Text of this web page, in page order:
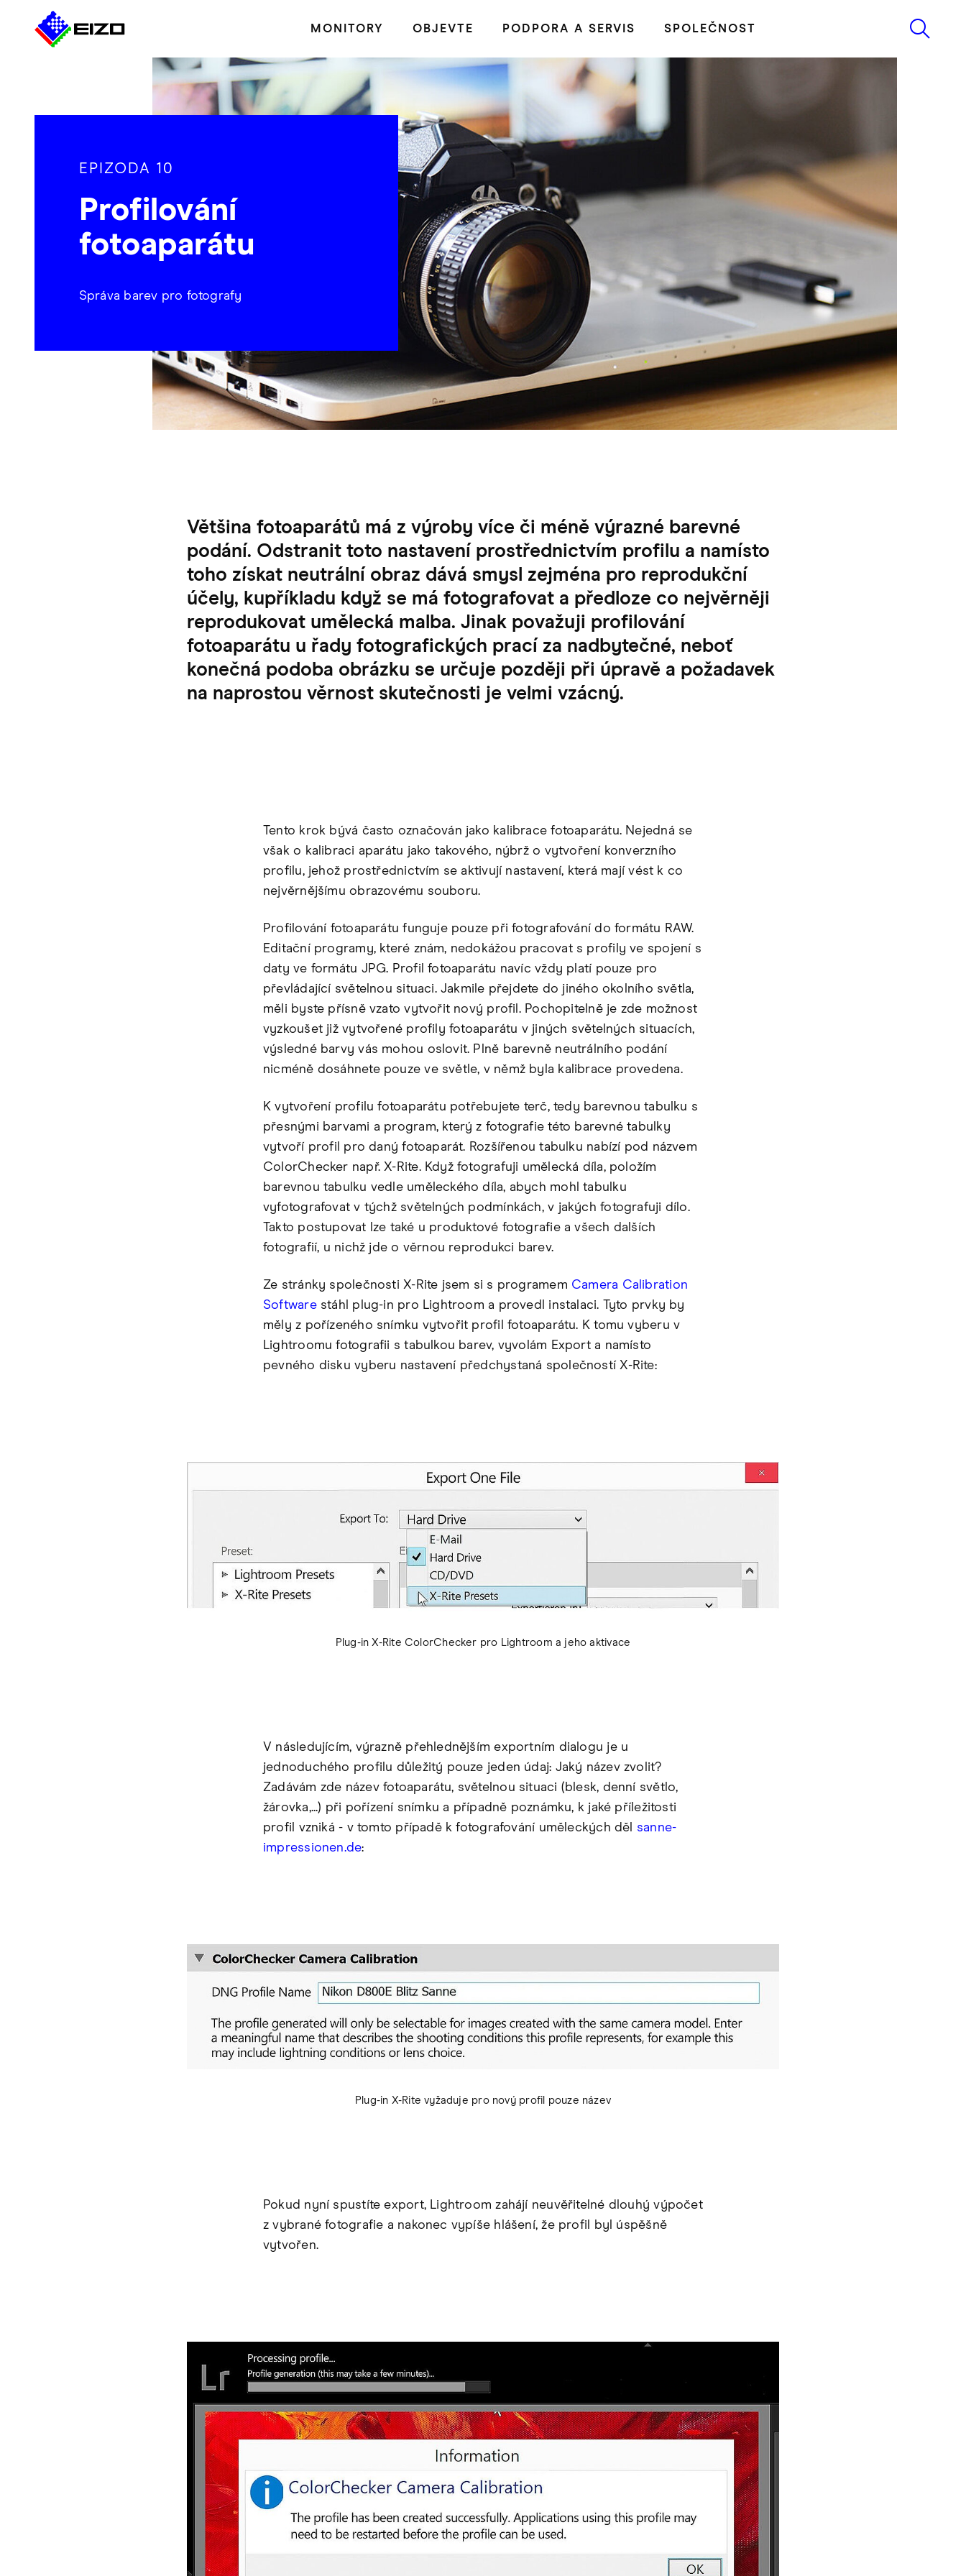
MONITORY OBJEVTE PODPORA A SERVIS SPOLEČNOST
EPIZODA 10
Profilování
fotoaparátu
Správa barev pro fotografy
Většina fotoaparátů má z výroby více či méně výrazné barevné
podání. Odstranit toto nastavení prostřednictvím profilu a namísto
toho získat neutrální obraz dává smysl zejména pro reprodukční
účely, kupříkladu když se má fotografovat a předloze co nejvěrněji
reprodukovat umělecká malba. Jinak považuji profilování
fotoaparátu u řady fotografických prací za nadbytečné, neboť
konečná podoba obrázku se určuje později při úpravě a požadavek
na naprostou věrnost skutečnosti je velmi vzácný.
Tento krok bývá často označován jako kalibrace fotoaparátu. Nejedná se
však o kalibraci aparátu jako takového, nýbrž o vytvoření konverzního
profilu, jehož prostřednictvím se aktivují nastavení, která mají vést k co
nejvěrnějšímu obrazovému souboru.
Profilování fotoaparátu funguje pouze při fotografování do formátu RAW.
Editační programy, které znám, nedokážou pracovat s profily ve spojení s
daty ve formátu JPG. Profil fotoaparátu navíc vždy platí pouze pro
převládající světelnou situaci. Jakmile přejdete do jiného okolního světla,
měli byste přísně vzato vytvořit nový profil. Pochopitelně je zde možnost
vyzkoušet již vytvořené profily fotoaparátu v jiných světelných situacích,
výsledné barvy vás mohou oslovit. Plně barevně neutrálního podání
nicméně dosáhnete pouze ve světle, v němž byla kalibrace provedena.
K vytvoření profilu fotoaparátu potřebujete terč, tedy barevnou tabulku s
přesnými barvami a program, který z fotografie této barevné tabulky
vytvoří profil pro daný fotoaparát. Rozšířenou tabulku nabízí pod názvem
ColorChecker např. X-Rite. Když fotografuji umělecká díla, položím
barevnou tabulku vedle uměleckého díla, abych mohl tabulku
vyfotografovat v týchž světelných podmínkách, v jakých fotografuji dílo.
Takto postupovat lze také u produktové fotografie a všech dalších
fotografií, u nichž jde o věrnou reprodukci barev.
Ze stránky společnosti X-Rite jsem si s programem Camera Calibration
Softwarestáhl plug-in pro Lightroom a provedl instalaci. Tyto prvky by
měly z pořízeného snímku vytvořit profil fotoaparátu. K tomu vyberu v
Lightroomu fotografii s tabulkou barev, vyvolám Export a namísto
pevného disku vyberu nastavení předchystaná společností X-Rite:
Plug-in X-Rite ColorChecker pro Lightroom a jeho aktivace
V následujícím, výrazně přehlednějším exportním dialogu je u
jednoduchého profilu důležitý pouze jeden údaj: Jaký název zvolit?
Zadávám zde název fotoaparátu, světelnou situaci (blesk, denní světlo,
žárovka,...) při pořízení snímku a případně poznámku, k jaké příležitosti
profil vzniká - v tomto případě k fotografování uměleckých děl sanne-
impressionen.de:
Plug-in X-Rite vyžaduje pro nový profil pouze název
Pokud nyní spustíte export, Lightroom zahájí neuvěřitelné dlouhý výpočet
z vybrané fotografie a nakonec vypíše hlášení, že profil byl úspěšně
vytvořen.